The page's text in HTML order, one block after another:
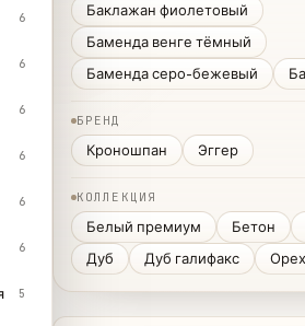
6
6
6
6
6
6
5
Баклажан фиолетовый
Баменда венге тёмный
Баменда серо-бежевый
БРЕНД
Кроношпан Эггер
КОЛЛЕКЦИЯ
Белый премиум Бетон
Дуб
Дуб галифакс Орех